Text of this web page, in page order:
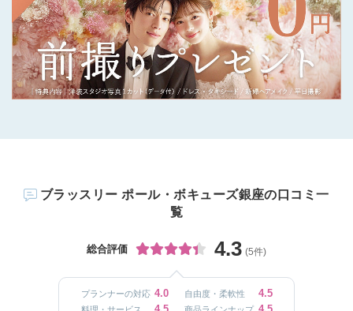
ブラッスリー ポール・ボキューズ銀座の口コミ一
覧
総合評価 4.3 (5件)
プランナーの対応 4.0 自由度・柔軟性 4.5